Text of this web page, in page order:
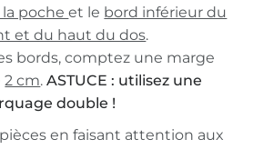
la pocheet le bord inférieur du
et du haut du dos.
bords, comptez une marge
2 cm.ASTUCE : utilisez une
double !
en faisant attention aux